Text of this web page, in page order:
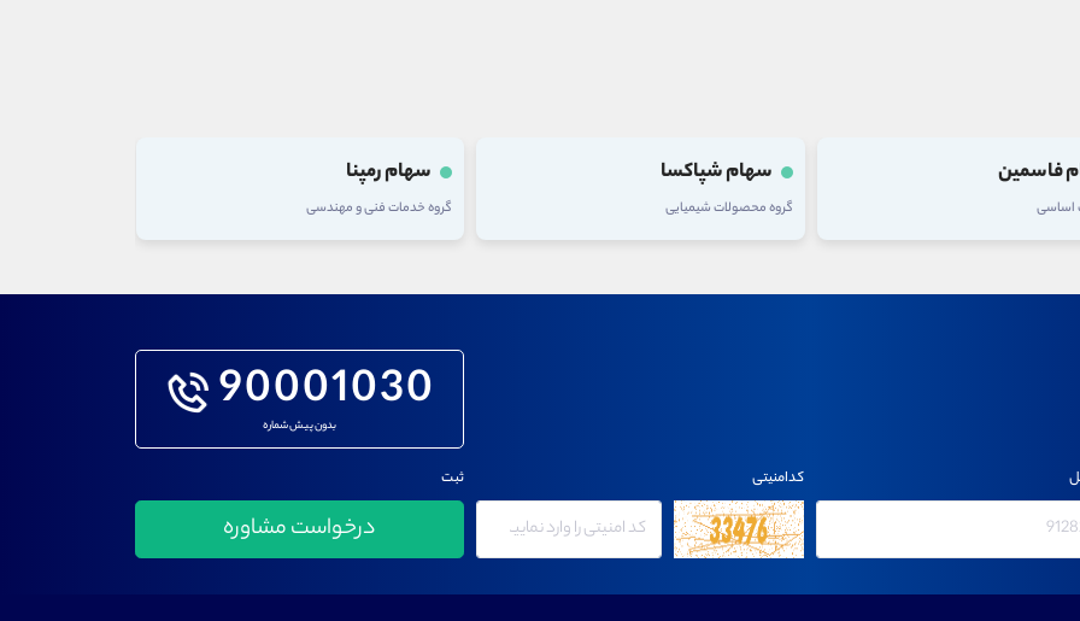
فاسمین
اساسی
سهام شپاکسا
گروه محصولات شیمیایی
سهام رمپنا
گروه خدمات فنی و مهندسی
90001030
بدون پیش شماره
کدامنیتی ثبت